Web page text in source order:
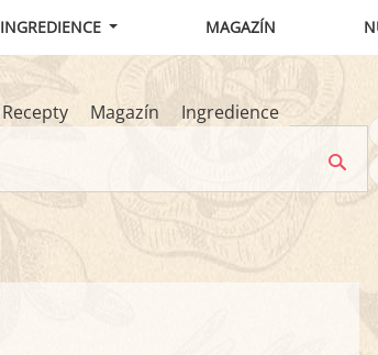
INGREDIENCE MAGAZÍN
Recepty Magazín
Ingredience